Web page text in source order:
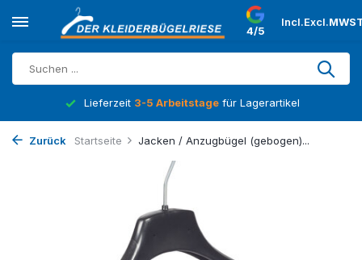
4/5
Incl.Excl.
Lieferzeit 3-5 Arbeitstage für Lagerartikel
Zurück Startseite Jacken / Anzugbügel (gebogen)...